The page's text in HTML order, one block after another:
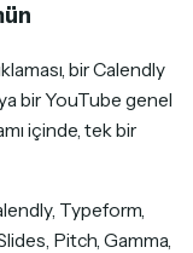
bir Calendly
bir YouTube genel
içinde, tek bir
Typeform,
Pitch, Gamma,